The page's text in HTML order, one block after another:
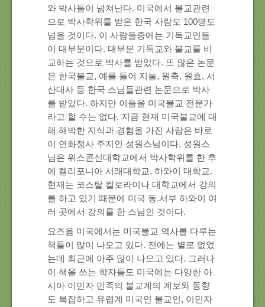
Calendar
와 박사들이 넘쳐난다. 미국에서 불교관련
으로 박사학위를 받은 한국 사람도 100명도
넘을 것이다. 이 사람들중에는 기독교인들
이 대부분이다. 대부분 기독교와 불교를 비
교하는 것으로 박사를 받았다. 또 많은 논문
은 한국불교, 예를 들어 지눌, 원축, 원효, 서
산대사 등 한국 스님들관련 논문으로 박사
를 받았다. 하지만 이들을 미국불교 전문가
라고 할 수는 없다. 지금 현재 미국불교에 대
해 해박한 지식과 경험을 가진 사람은 바로
이 연화정사 주지인 성원스님이다. 성원스
님은 위스콘신대학교에서 박사학위를 한 후
에 켈리포니아 서래대학교, 하와이 대학교.
현재는 코스탈 켈로라이나 대학교에서 강의
를 하고 있기 때문에 미국 동.서부 하와이 여
러 곳에서 강의를 한 스님인 것이다.
요즈음 미국에서는 미국불교 역사를 다루는
책들이 많이 나오고 있다. 전에는 별로 없었
는데 최근에 아주 많이 나오고 있다. 그러나
이 책을 쓰는 학자들도 미국에는 다양한 아
시아 이민자 민족의 불교계의 계보와 동향
도 복잡하고 유렵계 미국인 불교인, 이민자